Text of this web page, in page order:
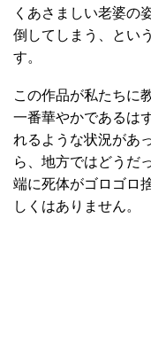
くあさましい老婆の
倒してしまう、とい
す。
この作品が私たちに
一番華やかであるは
れるような状況があ
ら、地方ではどうだ
端に死体がゴロゴロ
しくはありません。